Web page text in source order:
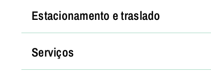
Estacionamento e traslado
Serviços